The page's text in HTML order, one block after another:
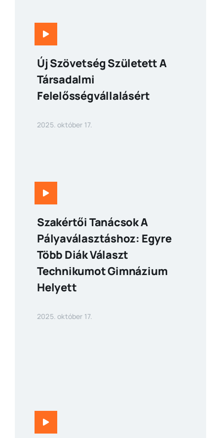
Új Szövetség Született A
Társadalmi
Felelősségvállalásért
2025. október 17.
Szakértői Tanácsok A
Pályaválasztáshoz: Egyre
Több Diák Választ
Technikumot Gimnázium
Helyett
2025. október 17.